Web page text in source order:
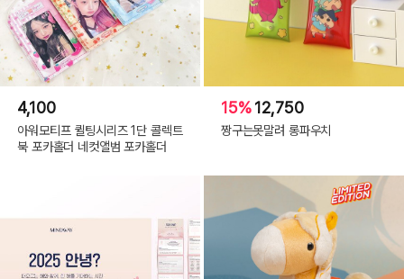
4,100
아워모티프 퀼팅시리즈 1단 콜렉트
북 포카홀더 네컷앨범 포카홀더
15%12,750
짱구는못말려 롱파우치